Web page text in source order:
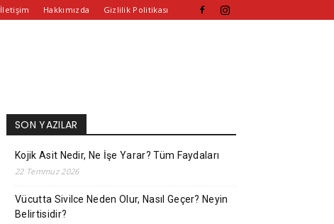
İletişim Hakkımızda Gizlilik Politikası
SON YAZILAR
Kojik Asit Nedir, Ne İşe Yarar? Tüm Faydaları
22 Temmuz 2026
Vücutta Sivilce Neden Olur, Nasıl Geçer? Neyin
Belirtisidir?